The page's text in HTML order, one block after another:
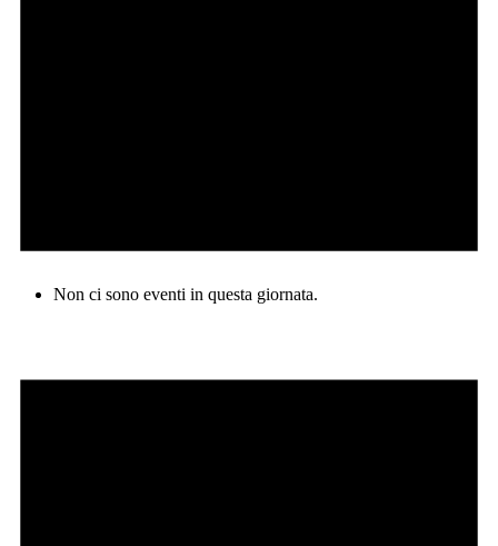
Non ci sono eventi in questa giornata.